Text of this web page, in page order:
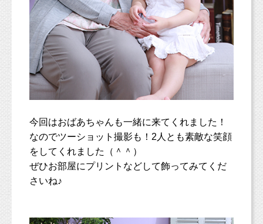
今回はおばあちゃんも一緒に来てくれました！
なのでツーショット撮影も！2人とも素敵な笑顔
をしてくれました（＾＾）
ぜひお部屋にプリントなどして飾ってみてくだ
さいね♪